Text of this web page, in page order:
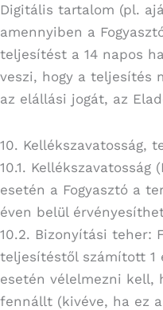
Digitális tartalom (pl.
amennyiben a
teljesítést a 14 napos
veszi, hogy a teljesítés
az elállási jogát, az
10. Kellékszavatosság,
10.1. Kellékszavatosság
esetén a Fogyasztó a
éven belül
10.2. Bizonyítási teher:
teljesítéstől számított 1
esetén vélelmezni kell,
fennállt (kivéve, ha ez